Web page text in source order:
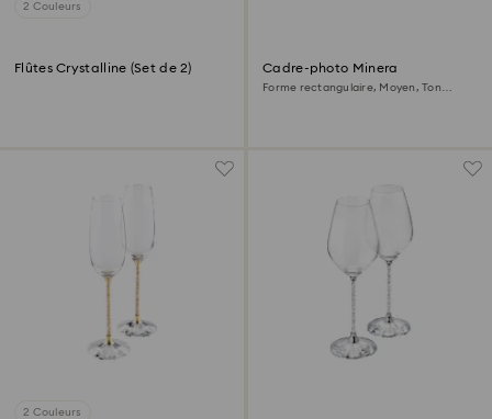
2 Couleurs
Flûtes Crystalline (Set de 2) Cadre-photo Minera
Forme rectangulaire, Moyen, Ton
2 Couleurs